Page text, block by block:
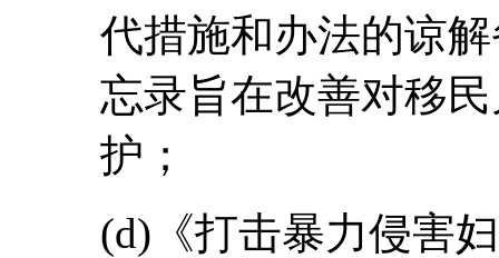
代措施和办法的谅
忘录旨在改善对移
护；
(d)《打击暴力侵害